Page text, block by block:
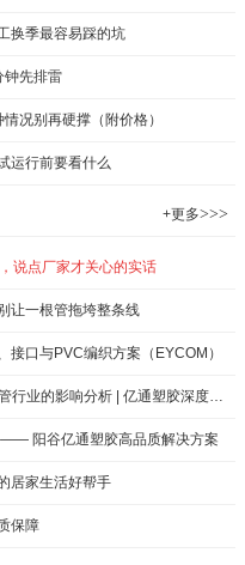
换季最容易踩的坑
钟先排雷
况别再硬撑（附价格）
运行前要看什么
+更多>>>
说点厂家才关心的实话
让一根管拖垮整条线
口与PVC编织方案（EYCOM）
软管主原料及增塑剂价格上涨对PVC软管行业的影响分析 | 亿通塑胶深度解读
阳谷亿通塑胶高品质解决方案
居家生活好帮手
保障